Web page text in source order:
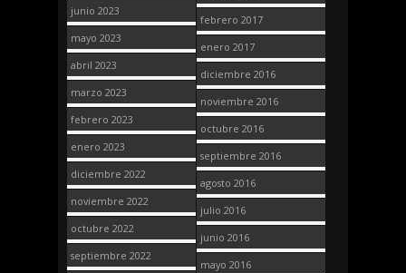
junio 2023
mayo 2023
abril 2023
marzo 2023
febrero 2023
enero 2023
diciembre 2022
noviembre 2022
octubre 2022
septiembre 2022
febrero 2017
enero 2017
diciembre 2016
noviembre 2016
octubre 2016
septiembre 2016
agosto 2016
julio 2016
junio 2016
mayo 2016